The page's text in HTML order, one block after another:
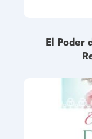
El Poder